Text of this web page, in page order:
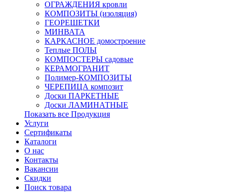
ОГРАЖДЕНИЯ кровли
КОМПОЗИТЫ (изоляция)
ГЕОРЕШЕТКИ
МИНВАТА
КАРКАСНОЕ домостроение
Теплые ПОЛЫ
КОМПОСТЕРЫ садовые
КЕРАМОГРАНИТ
Полимер-КОМПОЗИТЫ
ЧЕРЕПИЦА композит
Доски ПАРКЕТНЫЕ
Доски ЛАМИНАТНЫЕ
Показать все Продукция
Услуги
Сертификаты
Каталоги
О нас
Контакты
Вакансии
Скидки
Поиск товара